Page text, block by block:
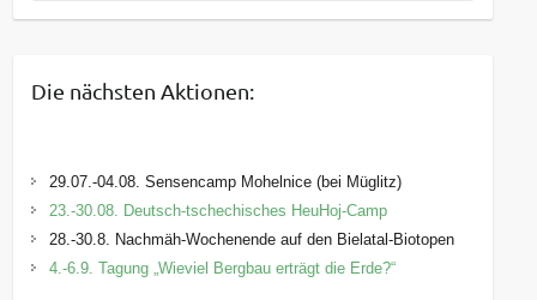
Die nächsten Aktionen:
29.07.-04.08. Sensencamp Mohelnice (bei Müglitz)
23.-30.08. Deutsch-tschechisches HeuHoj-Camp
28.-30.8. Nachmäh-Wochenende auf den Bielatal-Biotopen
4.-6.9. Tagung „Wieviel Bergbau erträgt die Erde?“